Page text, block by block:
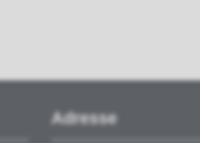
Adresse